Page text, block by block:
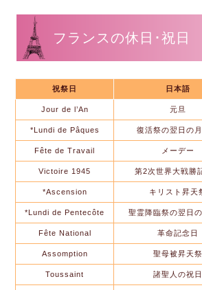
フランスの休日･祝日
祝祭日 日本語
Jour de l’An 元旦
*Lundi de Pâques 復活祭の翌日の
Fête de Travail メーデー
Victoire 1945 第2次世界大戦勝
*Ascension キリスト昇天
*Lundi de Pentecôte 聖霊降臨祭の翌日
Fête National 革命記念日
Assomption 聖母被昇天祭
Toussaint 諸聖人の祝日